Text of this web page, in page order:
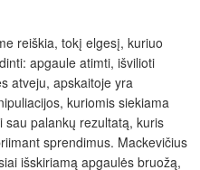
reiškia, tokį elgesį, kuriuo
apgaule atimti, išvilioti
atveju, apskaitoje yra
kuriomis siekiama
sau palankų rezultatą, kuris
sprendimus. Mackevičius
išskiriamą apgaulės bruožą,